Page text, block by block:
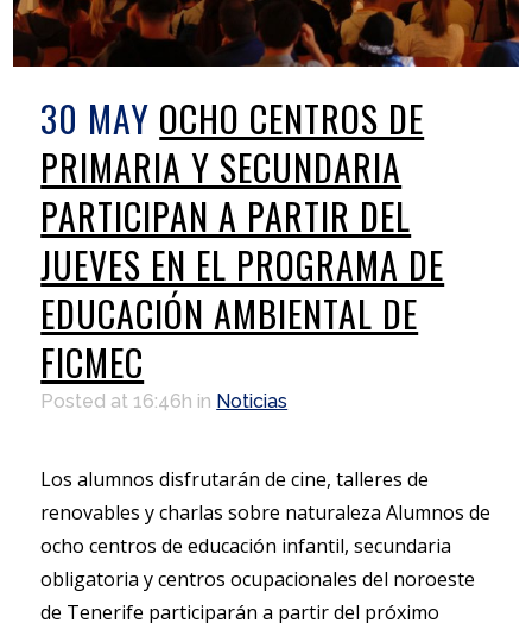
30 MAY OCHO CENTROS DE
PRIMARIA Y SECUNDARIA
PARTICIPAN A PARTIR DEL
JUEVES EN EL PROGRAMA DE
EDUCACIÓN AMBIENTAL DE
FICMEC
Posted at 16:46h in Noticias
Los alumnos disfrutarán de cine, talleres de
renovables y charlas sobre naturaleza Alumnos de
ocho centros de educación infantil, secundaria
obligatoria y centros ocupacionales del noroeste
de Tenerife participarán a partir del próximo